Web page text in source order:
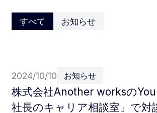
すべて お知らせ
2024/10/10 お知らせ
株式会社Another worksの
社長のキャリア相談室」で対